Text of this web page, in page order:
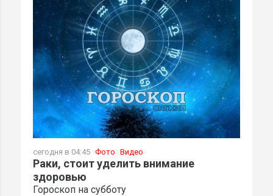
сегодня в 04:45 Фото Видео
Раки, стоит уделить внимание
здоровью
Гороскоп на субботу